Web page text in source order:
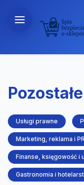
Usługi prawne
Marketing, reklama i
Finanse, księgowość i
Gastronomia i